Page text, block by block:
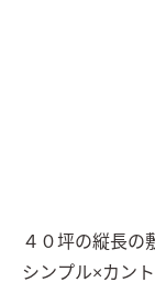
４０坪の縦長の
シンプル×カン